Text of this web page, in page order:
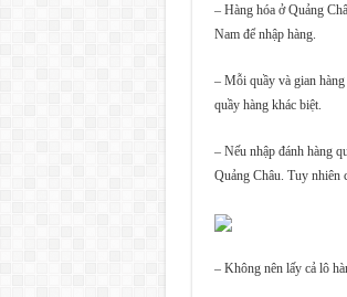
– Hàng hóa ở Quảng
Nam để nhập hàng.
– Mỗi quầy và gian
quầy hàng khác biệt.
– Nếu nhập đánh hàng
Quảng Châu. Tuy nhiên
– Không nên lấy cả lô